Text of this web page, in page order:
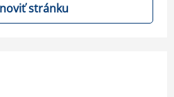
stránku